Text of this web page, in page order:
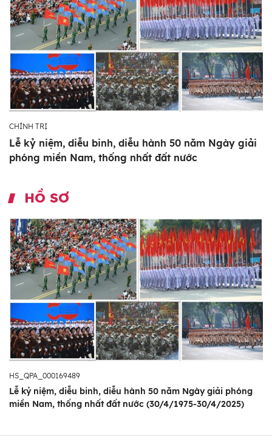
CHÍNH TRỊ
Lễ kỷ niệm, diễu binh, diễu hành 50 năm Ngày giải
phóng miền Nam, thống nhất đất nước
HỒ SƠ
HS_QPA_000169489
Lễ kỷ niệm, diễu binh, diễu hành 50 năm Ngày giải phóng
miền Nam, thống nhất đất nước (30/4/1975-30/4/2025)